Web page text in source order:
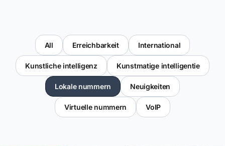
All Erreichbarkeit International
Kunstliche intelligenz Kunstmatige intelligentie
Lokale nummern Neuigkeiten
Virtuelle nummern VoIP